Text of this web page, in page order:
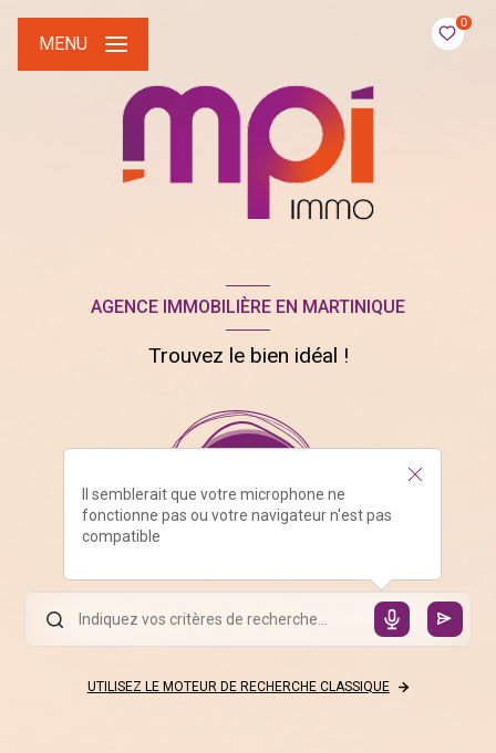
0
MENU
AGENCE IMMOBILIÈRE EN MARTINIQUE
Trouvez le bien idéal !
Il semblerait que votre microphone ne
fonctionne pas ou votre navigateur n'est pas
compatible
UTILISEZ LE MOTEUR DE RECHERCHE CLASSIQUE